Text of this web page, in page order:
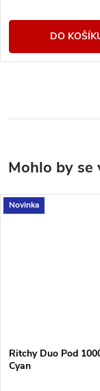
DO
Novinka
Ritchy Duo Pod
Cyan